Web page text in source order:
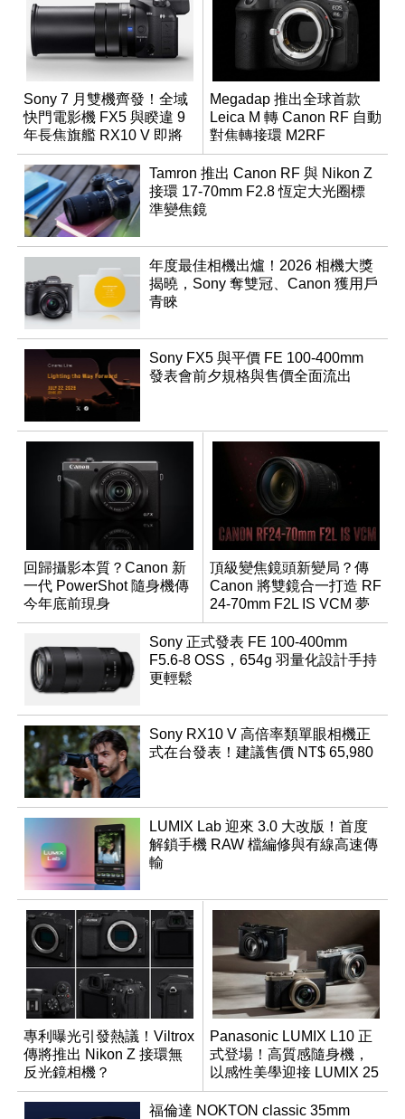
Sony 7 月雙機齊發！全域
快門電影機 FX5 與睽違 9
年長焦旗艦 RX10 V 即將
登場
Megadap 推出全球首款
Leica M 轉 Canon RF 自動
對焦轉接環 M2RF
Tamron 推出 Canon RF 與 Nikon Z
接環 17-70mm F2.8 恆定大光圈標
準變焦鏡
年度最佳相機出爐！2026 相機大獎
揭曉，Sony 奪雙冠、Canon 獲用戶
青睞
Sony FX5 與平價 FE 100-400mm
發表會前夕規格與售價全面流出
回歸攝影本質？Canon 新
一代 PowerShot 隨身機傳
今年底前現身
頂級變焦鏡頭新變局？傳
Canon 將雙鏡合一打造 RF
24-70mm F2L IS VCM 夢
幻規格
Sony 正式發表 FE 100-400mm
F5.6-8 OSS，654g 羽量化設計手持
更輕鬆
Sony RX10 V 高倍率類單眼相機正
式在台發表！建議售價 NT$ 65,980
LUMIX Lab 迎來 3.0 大改版！首度
解鎖手機 RAW 檔編修與有線高速傳
輸
專利曝光引發熱議！Viltrox
傳將推出 Nikon Z 接環無
反光鏡相機？
Panasonic LUMIX L10 正
式登場！高質感隨身機，
以感性美學迎接 LUMIX 25
週年
福倫達 NOKTON classic 35mm